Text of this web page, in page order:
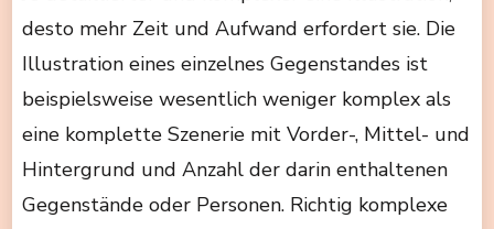
desto mehr Zeit und Aufwand erfordert sie. Die
Illustration eines einzelnes Gegenstandes ist
beispielsweise wesentlich weniger komplex als
eine komplette Szenerie mit Vorder-, Mittel- und
Hintergrund und Anzahl der darin enthaltenen
Gegenstände oder Personen. Richtig komplexe